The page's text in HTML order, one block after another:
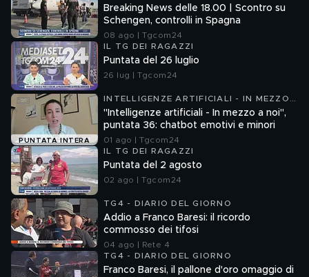
Breaking News delle 18.00 | Scontro su
Schengen, controlli in Spagna
08 ago | Tgcom24
IL TG DEI RAGAZZI
Puntata del 26 luglio
26 lug | Tgcom24
PUNTATA INTERA
INTELLIGENZE ARTIFICIALI - IN MEZZO
A NOI
"Intelligenze artificiali - In mezzo a noi",
puntata 36: chatbot emotivi e minori
01 ago | Tgcom24
IL TG DEI RAGAZZI
Puntata del 2 agosto
02 ago | Tgcom24
TG4 - DIARIO DEL GIORNO
Addio a Franco Baresi: il ricordo
commosso dei tifosi
04 ago | Rete 4
TG4 - DIARIO DEL GIORNO
Franco Baresi, il pallone d'oro omaggio di